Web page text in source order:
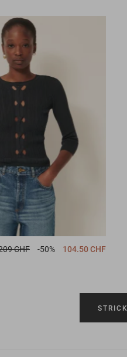
CHF -50% 104.50 CHF
STRICK